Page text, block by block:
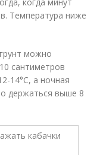
Температура ниже
можно
сантиметров
14°C, а ночная
держаться выше 8